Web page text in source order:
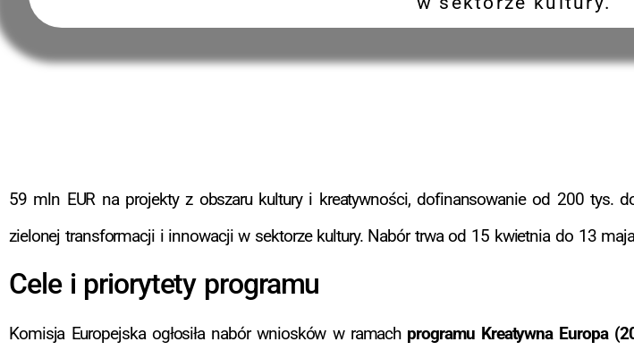
59 mln EUR na projekty z obszaru kultury i kreatywności, dofinansowanie od 200 tys.
zielonej transformacji i innowacji w sektorze kultury. Nabór trwa od 15 kwietnia do 13
Cele i priorytety programu
Komisja Europejska ogłosiła nabór wniosków w ramach programu Kreatywna Europa